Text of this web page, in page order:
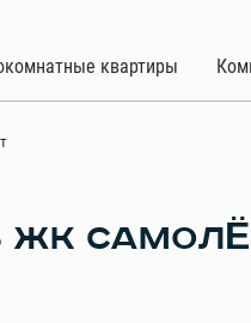
квартиры
ЖК